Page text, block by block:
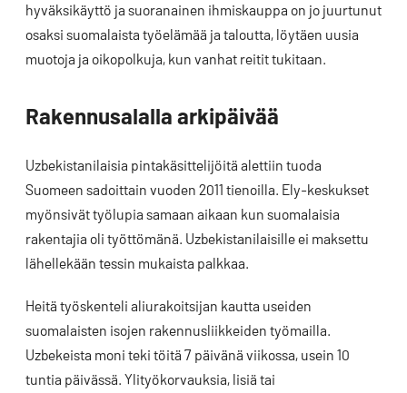
hyväksikäyttö ja suoranainen ihmiskauppa on jo juurtunut
osaksi suomalaista työelämää ja taloutta, löytäen uusia
muotoja ja oikopolkuja, kun vanhat reitit tukitaan.
Rakennusalalla arkipäivää
Uzbekistanilaisia pintakäsittelijöitä alettiin tuoda
Suomeen sadoittain vuoden 2011 tienoilla. Ely-keskukset
myönsivät työlupia samaan aikaan kun suomalaisia
rakentajia oli työttömänä. Uzbekistanilaisille ei maksettu
lähellekään tessin mukaista palkkaa.
Heitä työskenteli aliurakoitsijan kautta useiden
suomalaisten isojen rakennusliikkeiden työmailla.
Uzbekeista moni teki töitä 7 päivänä viikossa, usein 10
tuntia päivässä. Ylityökorvauksia, lisiä tai